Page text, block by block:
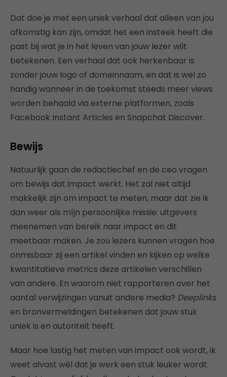
Dat doe je met een uniek verhaal dat alleen van jou
afkomstig kan zijn, omdat het een insteek heeft die
past bij wat je in het leven van jouw lezer wilt
betekenen. Een verhaal dat ook herkenbaar is
zonder jouw logo of domeinnaam, en dat is wel zo
handig wanneer in de toekomst steeds meer views
worden behaald via externe platformen, zoals
Facebook Instant Articles en Snapchat Discover.
Bewijs
Natuurlijk gaan de redactiechef en de ceo vragen
om bewijs dat impact werkt. Het zal niet altijd
makkelijk zijn om impact te meten, maar dat zie ik
dan weer als míjn persoonlijke missie: uitgevers
meenemen van bereik naar impact en dit
meetbaar maken. Je zou lezers kunnen vragen hoe
onmisbaar zij een artikel vinden en kijken op welke
kwantitatieve metrics deze artikelen verschillen
van andere. En waarom niet rapporteren over het
aantal verwijzingen vanuit andere media? Deeplinks
en bronvermeldingen betekenen dat jouw stuk
uniek is en autoriteit heeft.
Maar hoe lastig het meten van impact ook wordt, ik
weet alvast wél dat je werk een stuk leuker wordt.